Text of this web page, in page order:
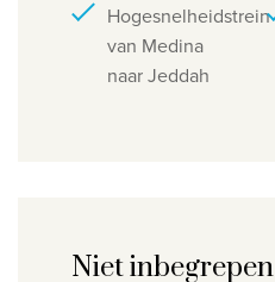
Hogesnelheidstrein
van Medina
naar Jeddah
Niet inbegrepen